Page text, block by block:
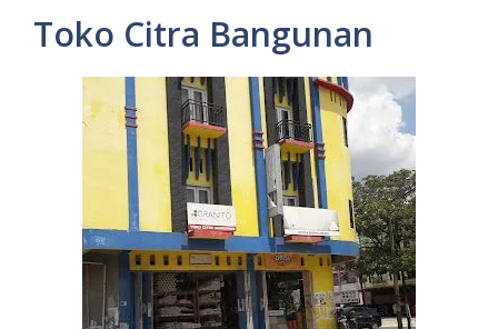
Toko Citra Bangunan